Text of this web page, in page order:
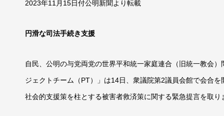
2023年11月15日付公明新聞より転載
円滑な司法手続き支援
自民、公明の与党両党の世界平和統一家庭連合（旧統一教会
ジェクトチーム（PT）」は14日、衆議院第2議員会館で会合
社会的支援策を柱とする被害者救済策に関する緊急提言を取り